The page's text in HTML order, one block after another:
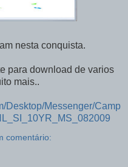
nesta conquista.
para download de varios
mais..
Desktop/Messenger/Camp
comentário: